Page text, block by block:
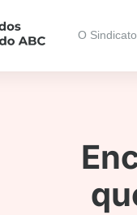
O Sindicato